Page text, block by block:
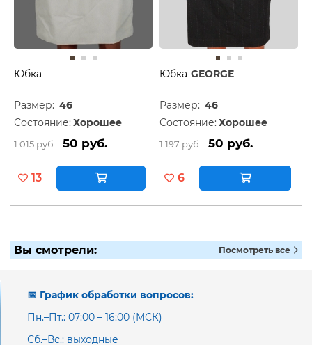
Юбка
Размер: 46
Состояние: Хорошее
1 015 руб. 50 руб.
13
Юбка GEORGE
Размер: 46
Состояние: Хорошее
1 197 руб. 50 руб.
6
Вы смотрели: Посмотреть все
📅 График обработки вопросов:
Пн.–Пт.: 07:00 – 16:00 (МСК)
Сб.–Вс.: выходные